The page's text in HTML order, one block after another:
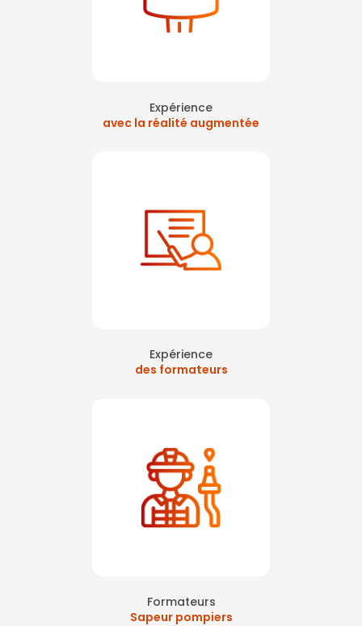
Expérience
avec la réalité augmentée
Expérience
des formateurs
Formateurs
Sapeur pompiers